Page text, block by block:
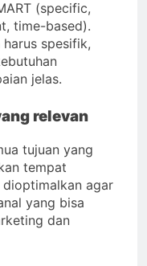
(specific,
time-based).
spesifik,
jelas.
relevan
tujuan yang
tempat
agar
yang bisa
dan